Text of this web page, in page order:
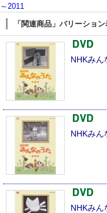
～2011
「関連商品」バリーション
NHKみん
NHKみん
NHKみん